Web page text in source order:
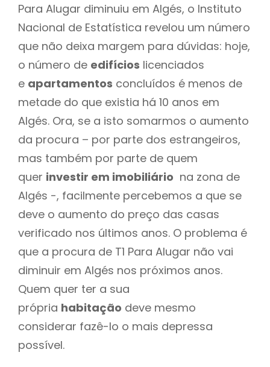
Para Alugar diminuiu em Algés, o Instituto
Nacional de Estatística revelou um número
que não deixa margem para dúvidas: hoje,
o número de edifícios licenciados
e apartamentos concluídos é menos de
metade do que existia há 10 anos em
Algés. Ora, se a isto somarmos o aumento
da procura – por parte dos estrangeiros,
mas também por parte de quem
quer investir em imobiliário na zona de
Algés -, facilmente percebemos a que se
deve o aumento do preço das casas
verificado nos últimos anos. O problema é
que a procura de T1 Para Alugar não vai
diminuir em Algés nos próximos anos.
Quem quer ter a sua
própria habitação deve mesmo
considerar fazê-lo o mais depressa
possível.